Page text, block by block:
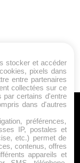
stocker et accéder
pixels dans
entre partenaires
collectées sur ce
par certains d'entre
dans d'autres
préférences,
IP, postales et
etc.) permet de
contenus, offres
appareils et